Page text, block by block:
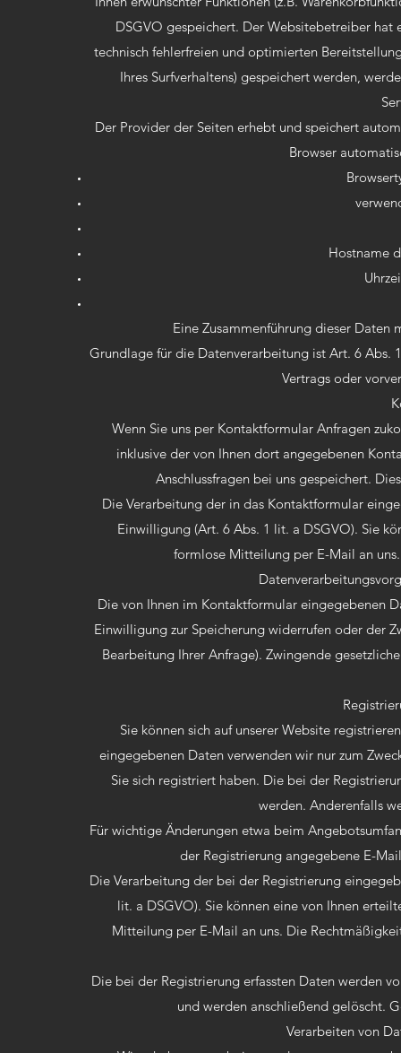
DSGVO gespeichert. Der Websitebetreiber hat
technisch fehlerfreien und optimierten
Ihres Surfverhaltens) gespeichert werden,
Der Provider der Seiten erhebt und speichert
Browser
Hostname
Eine Zusammenführung dieser
Grundlage für die Datenverarbeitung ist Art. 6 Abs.
Vertrags oder
Wenn Sie uns per Kontaktformular Anfragen
inklusive der von Ihnen dort angegebenen
Anschlussfragen bei uns gespeichert.
Die Verarbeitung der in das Kontaktformular
Einwilligung (Art. 6 Abs. 1 lit. a DSGVO). Sie
formlose Mitteilung per E-Mail an
Die von Ihnen im Kontaktformular eingegebenen
Einwilligung zur Speicherung widerrufen oder der
Bearbeitung Ihrer Anfrage). Zwingende
Sie können sich auf unserer Website
eingegebenen Daten verwenden wir nur zum
Sie sich registriert haben. Die bei der
werden. Anderenfalls
Für wichtige Änderungen etwa beim
der Registrierung angegebene E-
Die Verarbeitung der bei der Registrierung
lit. a DSGVO). Sie können eine von Ihnen
Mitteilung per E-Mail an uns. Die
Die bei der Registrierung erfassten Daten werden
und werden anschließend gelöscht.
Verarbeiten von